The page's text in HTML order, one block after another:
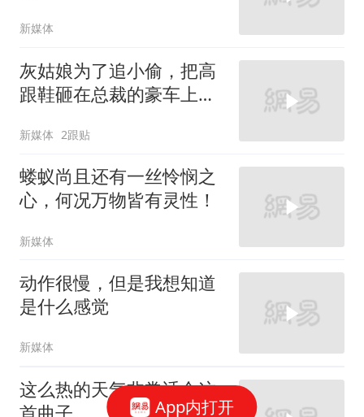
新媒体
灰姑娘为了追小偷，把高
跟鞋砸在总裁的豪车上，
新媒体 2跟贴
蝼蚁尚且还有一丝怜悯之
心，何况万物皆有灵性！
新媒体
动作很慢，但是我想知道
是什么感觉
新媒体
这么热的天气非常适合这
App内打开